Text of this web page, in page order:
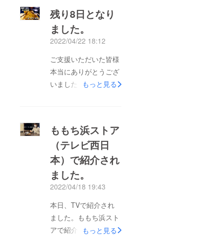
直ビック
リ
していま
す(≧◇≦)一羽丸ごと燻
製という企画も、自社
にて生鳥処理を行って
なぁ。と、しみじみ思
いました。また、この
デカさを燻製にしてく
れたメーカー様、本当
にありがとうございま
した。今回は、写真映
えを意識したので丸ご
と一羽にしましたが、
通常で使うならやは
残り8日となり
ました。
2022/04/22 18:12
ご支援いただいた皆様
本当にありがとうござ
いました。コロナ禍
い話題性が出来れば
と、そんな思いで一羽
を丸ごと燻製という発
想に至りました。ご支
援いただいた皆様のも
に、笑顔溢れる光景を
想像しつつ、出来るだ
け早く皆様のもとに届
もっと見る
ももち浜ストア
（テレビ西日
本）で紹介され
ました。
2022/04/18 19:43
本日、TVで紹介され
ました。ももち浜スト
アで紹介されました。
もっと見る